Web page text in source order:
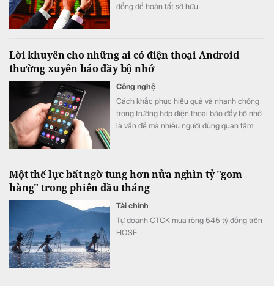
đồng để hoàn tất sở hữu.
Lời khuyên cho những ai có điện thoại Android
thường xuyên báo đầy bộ nhớ
Công nghệ
Cách khắc phục hiệu quả và nhanh chóng
trong trường hợp điện thoại báo đầy bộ nhớ
là vấn đề mà nhiều người dùng quan tâm.
Một thế lực bất ngờ tung hơn nửa nghìn tỷ "gom
hàng" trong phiên đầu tháng
Tài chính
Tự doanh CTCK mua ròng 545 tỷ đồng trên
HOSE.